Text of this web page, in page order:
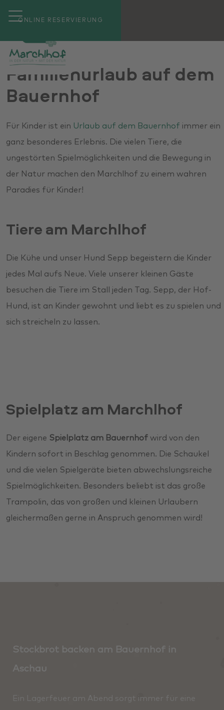
ONLINE RESERVIERUNG
Familienurlaub auf dem
Bauernhof
Für Kinder ist ein Urlaub auf dem Bauernhof immer ein
ganz besonderes Erlebnis. Die vielen Tiere, die
ungestörten Spielmöglichkeiten und die Bewegung in
der Natur machen den Marchlhof zu einem wahren
Paradies für Kinder!
Tiere am Marchlhof
Die Kühe und unser Hund Sepp begeistern die Kinder
jedes Mal aufs Neue. Viele unserer kleinen Gäste
besuchen die Tiere im Stall jeden Tag. Sepp, der Hof-
Hund, ist an Kinder gewohnt und liebt es zu spielen und
sich streicheln zu lassen.
Spielplatz am Marchlhof
Der eigene Spielplatz am Bauernhof wird von den
Kindern sofort in Beschlag genommen. Die Schaukel
und die vielen Spielgeräte bieten abwechslungsreiche
Spielmöglichkeiten. Besonders beliebt ist das große
Trampolin, das von großen und kleinen Urlaubern
gleichermaßen gerne in Anspruch genommen wird!
Stockbrot backen am Bauernhof in
Aschau
Ein Lagerfeuer am Abend sorgt immer für eine